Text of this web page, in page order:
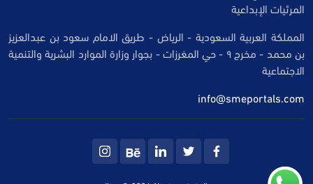
المرئيات الإبداعية
المملكة العربية السعودية - الرياض - طريق الامام سعود بن عبدالعزيز
بن محمد - مخرج ٩ - حي المغرزات - بجوار وزارة الموارد البشرية والتنمية
الاجتماعية
info@smeportals.com